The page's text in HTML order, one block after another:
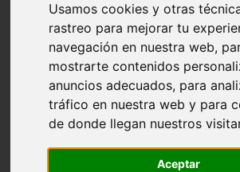
Usamos cookies y otras
rastreo para mejorar tu
navegación en nuestra web,
mostrarte contenidos
anuncios adecuados, para
tráfico en nuestra web y para
de donde llegan nuestros
Aceptar
casero
cuanto
cuantos
dormir
ejercicio
engorda
gluten